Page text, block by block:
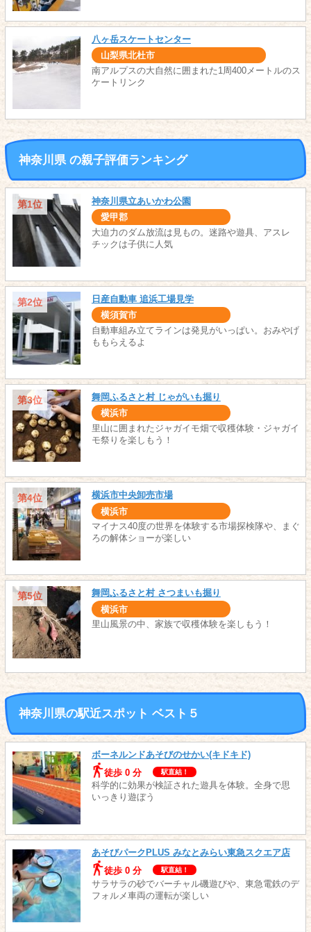
八ヶ岳スケートセンター
山梨県北杜市
南アルプスの大自然に囲まれた1周400メートルのス
ケートリンク
神奈川県 の親子評価ランキング
第1位 神奈川県立あいかわ公園
愛甲郡
大迫力のダム放流は見もの。迷路や遊具、アスレ
チックは子供に人気
第2位 日産自動車 追浜工場見学
横須賀市
自動車組み立てラインは発見がいっぱい。おみやげ
ももらえるよ
第3位 舞岡ふるさと村 じゃがいも掘り
横浜市
里山に囲まれたジャガイモ畑で収穫体験・ジャガイ
モ祭りを楽しもう！
第4位 横浜市中央卸売市場
横浜市
マイナス40度の世界を体験する市場探検隊や、まぐ
ろの解体ショーが楽しい
第5位 舞岡ふるさと村 さつまいも掘り
横浜市
里山風景の中、家族で収穫体験を楽しもう！
神奈川県の駅近スポット ベスト５
ボーネルンドあそびのせかい(キドキド)
徒歩 0 分
駅直結！
科学的に効果が検証された遊具を体験。全身で思
いっきり遊ぼう
あそびパークPLUS みなとみらい東急スクエア店
徒歩 0 分
駅直結！
サラサラの砂でバーチャル磯遊びや、東急電鉄のデ
フォルメ車両の運転が楽しい